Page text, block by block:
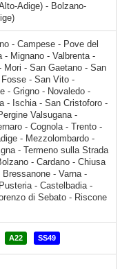
Adige) - Bolzano-
- Campiello - Tenna - Ischia - San Cristoforo - Canale - Susà - Pergine Valsugana - Civezzano - Tavernaro - Cognola - Trento - San Michele All'adige - Mezzolombardo - Mezzocorona - Egna - Termeno sulla Strada del Vino - Ora - Bolzano - Cardano - Chiusa -
A22 SS49